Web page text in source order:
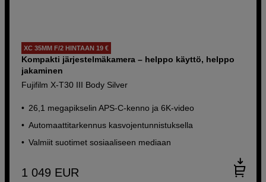
XC 35MM F/2 HINTAAN 19 €
Kompakti järjestelmäkamera – helppo käyttö, helppo
jakaminen
Fujifilm X-T30 III Body Silver
26,1 megapikselin APS-C-kenno ja 6K-video
Automaattitarkennus kasvojentunnistuksella
Valmiit suotimet sosiaaliseen mediaan
1 049 EUR